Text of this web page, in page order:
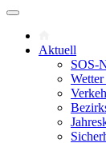
Aktuell
SOS-